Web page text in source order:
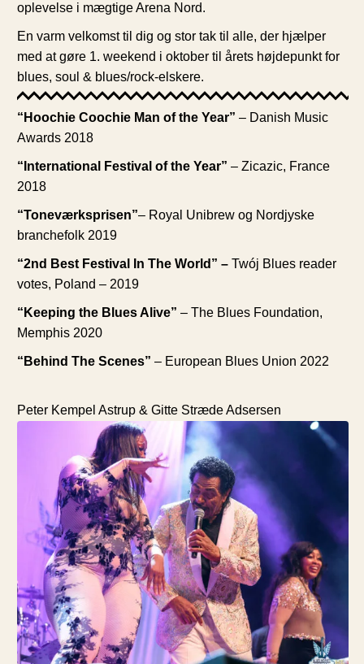
oplevelse i mægtige Arena Nord.
En varm velkomst til dig og stor tak til alle, der hjælper
med at gøre 1. weekend i oktober til årets højdepunkt for
blues, soul & blues/rock-elskere.
“Hoochie Coochie Man of the Year” – Danish Music
Awards 2018
“International Festival of the Year” – Zicazic, France
2018
“Toneværksprisen”– Royal Unibrew og Nordjyske
branchefolk 2019
“2nd Best Festival In The World” – Twój Blues reader
votes, Poland – 2019
“Keeping the Blues Alive” – The Blues Foundation,
Memphis 2020
“Behind The Scenes” – European Blues Union 2022
Peter Kempel Astrup & Gitte Stræde Adsersen